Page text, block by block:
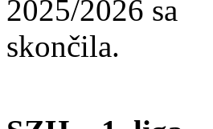
2025/2026 sa
skončila.